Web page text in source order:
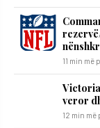
11 min më
veror
12 min më